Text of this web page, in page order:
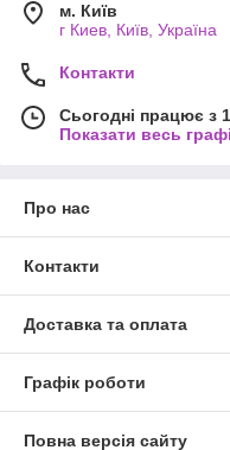
м. Київ
г Киев, Київ, Україна
Контакти
Сьогодні працює з
Показати весь
Про нас
Контакти
Доставка та оплата
Графік роботи
Повна версія сайту